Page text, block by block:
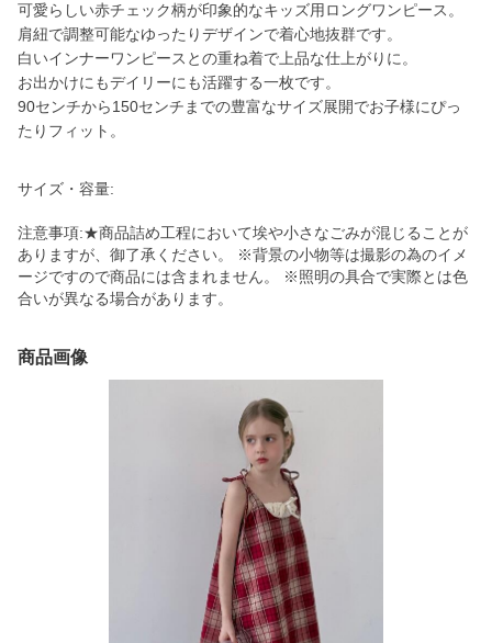
可愛らしい赤チェック柄が印象的なキッズ用ロングワンピース。
肩紐で調整可能なゆったりデザインで着心地抜群です。
白いインナーワンピースとの重ね着で上品な仕上がりに。
お出かけにもデイリーにも活躍する一枚です。
90センチから150センチまでの豊富なサイズ展開でお子様にぴっ
たりフィット。
サイズ・容量:
注意事項:★商品詰め工程において埃や小さなごみが混じることが
ありますが、御了承ください。 ※背景の小物等は撮影の為のイメ
ージですので商品には含まれません。 ※照明の具合で実際とは色
合いが異なる場合があります。
商品画像